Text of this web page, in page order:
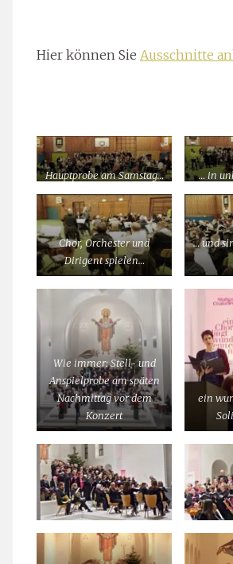
Hier können Sie Ausschnitte
Hauptprobe am Samstag…
… in
Wir
Chor, Orchester und
Dirigent spielen…
… und
Wie immer: Stell- und
Anspielprobe am späten
Nachmittag vor dem
Konzert
ein